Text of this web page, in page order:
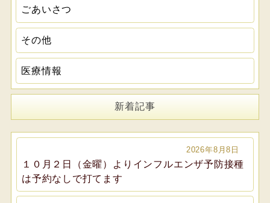
ごあいさつ
その他
医療情報
新着記事
2026年8月8日
１０月２日（金曜）よりインフルエンザ予防接種
は予約なしで打てます